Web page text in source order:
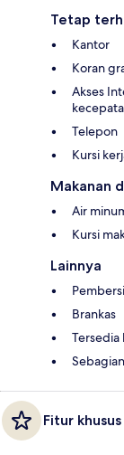
Tetap
Kantor
Koran
Akses
Telepon
Kursi
Makanan
Air
Kursi
Lainnya
Brankas
Fitur khusus